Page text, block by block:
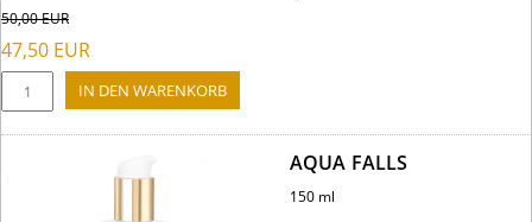
50,00EUR
47,50 EUR
AQUA FALLS
150 ml